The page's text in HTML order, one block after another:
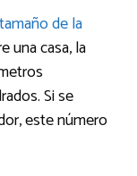
de la
una casa, la
Si se
este número